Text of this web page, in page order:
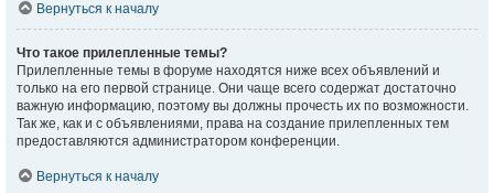
Вернуться к началу
Что такое прилепленные темы?
Прилепленные темы в форуме находятся ниже всех объявлений и
только на его первой странице. Они чаще всего содержат достаточно
важную информацию, поэтому вы должны прочесть их по возможности.
Так же, как и с объявлениями, права на создание прилепленных тем
предоставляются администратором конференции.
Вернуться к началу